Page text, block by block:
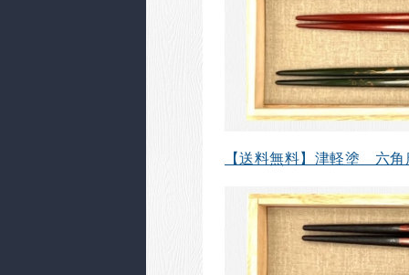
【送料無料】津軽塗 六